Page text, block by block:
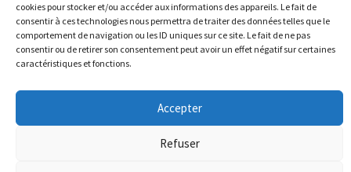
cookies pour stocker et/ou accéder aux informations des appareils. Le fait de
consentir à ces technologies nous permettra de traiter des données telles que le
comportement de navigation ou les ID uniques sur ce site. Le fait de ne pas
consentir ou de retirer son consentement peut avoir un effet négatif sur certaines
caractéristiques et fonctions.
Accepter
Refuser
Bienvenue à Puycapel La municipalité
Actualités
Les Associations
Les bonnes adresses
Un peu d’histoire
Contacts & renseignements
Conformité à la loi RGPD